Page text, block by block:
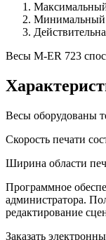
Минимальный
Весы M-ER 723
Весы оборудованы
Скорость печати
Ширина области
Программное
администратора.
редактирование
Заказать